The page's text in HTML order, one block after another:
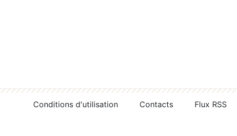
Conditions d'utilisation Contacts Flux RSS